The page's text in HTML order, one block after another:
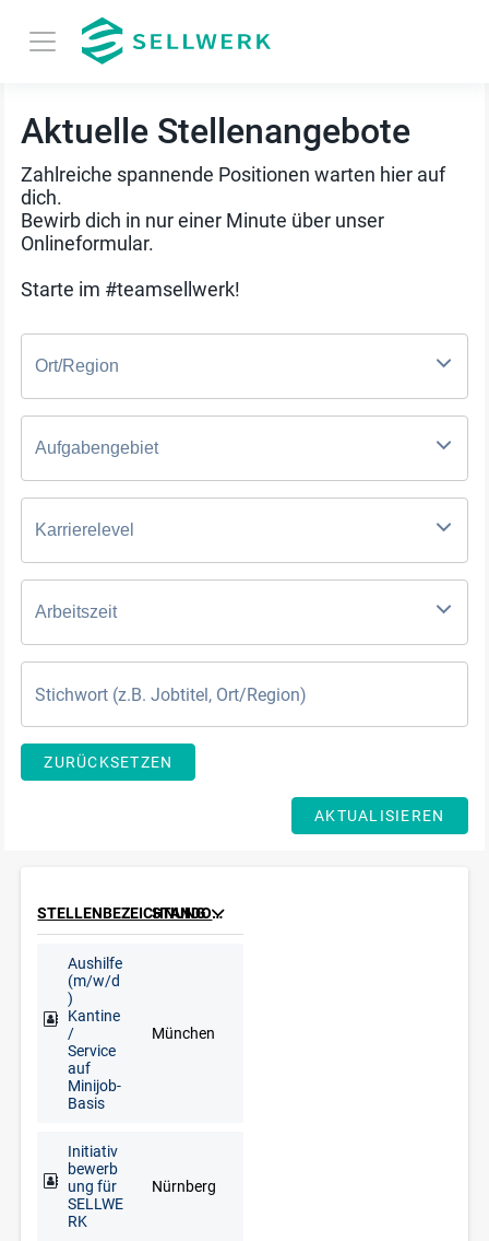
Aktuelle Stellenangebote
Zahlreiche spannende Positionen warten hier auf
dich.
Bewirb dich in nur einer Minute über unser
Onlineformular.
Starte im #teamsellwerk!
Ort/Region
Aufgabengebiet
Karrierelevel
Arbeitszeit
ZURÜCKSETZEN
AKTUALISIEREN
STELLENBEZEICHNUNG STANDORT
Aushilfe
(m/w/d
)
Kantine
/
Service
auf
Minijob-
Basis
München
Initiativ
bewerb
ung für
SELLWE
RK
Nürnberg